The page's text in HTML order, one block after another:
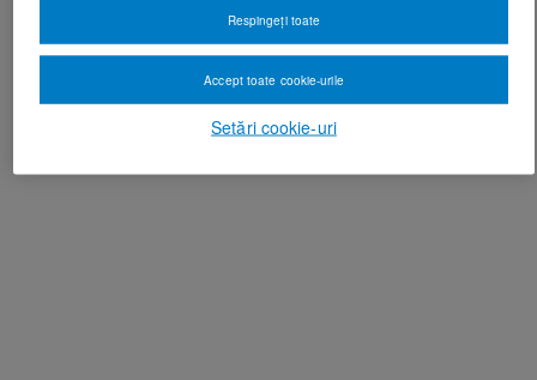
Setări cookie-uri
Respingeți toate
Accept toate cookie-urile